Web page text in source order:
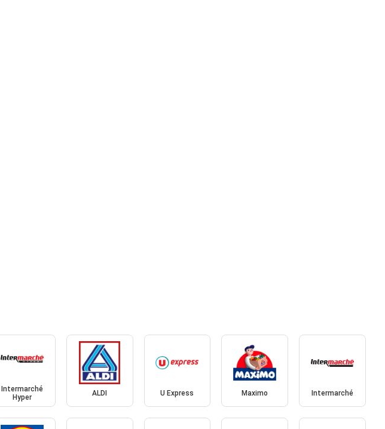
Intermarché
Hyper
ALDI U Express Maximo Intermarché